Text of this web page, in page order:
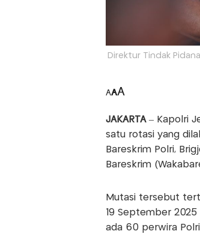
Direktur Tindak
AAA
JAKARTA – Kapolri
satu rotasi yang
Bareskrim Polri,
Bareskrim
Mutasi tersebut
19 September
ada 60 perwira